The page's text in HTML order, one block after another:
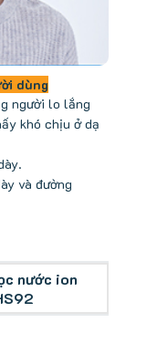
dùng
người lo lắng
khó chịu ở dạ
và đường
nước ion